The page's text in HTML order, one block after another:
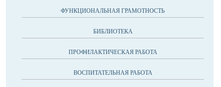
ФУНКЦИОНАЛЬНАЯ ГРАМОТНОСТЬ
БИБЛИОТЕКА
ПРОФИЛАКТИЧЕСКАЯ РАБОТА
ВОСПИТАТЕЛЬНАЯ РАБОТА